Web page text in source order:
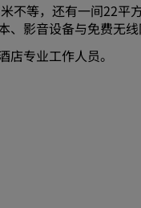
不等，还有一间22平
影音设备与免费无线
专业工作人员。